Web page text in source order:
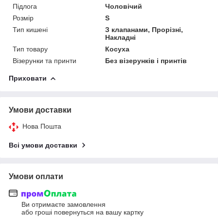
Підлога
Чоловічий
Розмір
S
Тип кишені
З клапанами, Прорізні,
Накладні
Тип товару
Косуха
Візерунки та принти
Без візерунків і принтів
Приховати
Умови доставки
Нова Пошта
Всі умови доставки
Умови оплати
Ви отримаєте замовлення
або гроші повернуться на вашу картку